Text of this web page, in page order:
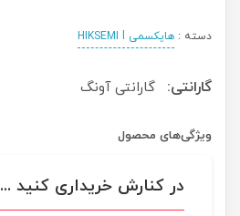
دسته : هایکسمی HIKSEMI l
گارانتی: گارانتی آونگ
ویژگی‌های محصول
در کنارش خریداری کنید ...